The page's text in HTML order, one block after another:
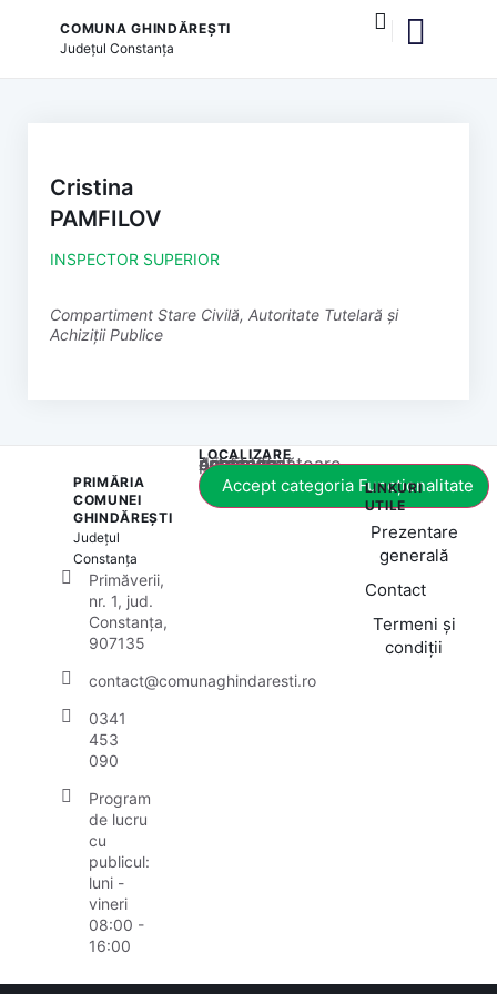
COMUNA GHINDĂREȘTI
JudețulConstanța
Cristina
PAMFILOV
INSPECTOR SUPERIOR
Compartiment Stare Civilă, Autoritate Tutelară și
Achiziții Publice
PRIMĂRIA
COMUNEI
GHINDĂREȘTI
Județul
Constanța
Primăverii,
nr. 1, jud.
Constanța,
907135
contact@comunaghindaresti.ro
0341
453
090
Program
de lucru
cu
publicul:
luni -
vineri
08:00 -
16:00
LOCALIZARE
Acest conținut este blocat până când acceptați categoria corespunzătoare de cookie-uri.
Accept categoria Funcționalitate
LINKURI
UTILE
Prezentare
generală
Contact
Termeni și
condiții